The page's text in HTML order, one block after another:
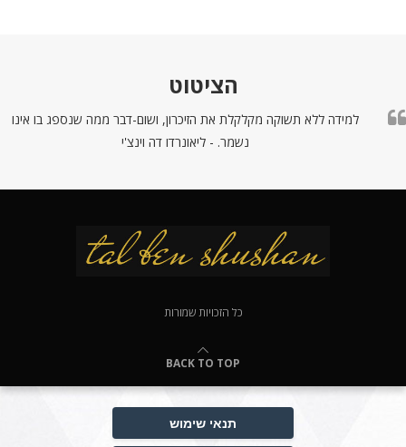
הציטוט
למידה ללא תשוקה מקלקלת את הזיכרון, ושום-דבר ממה שנספג בו אינו
נשמר. - ליאונרדו דה וינצ'י
כל הזכויות שמורות
BACK TO TOP
תנאי שימוש